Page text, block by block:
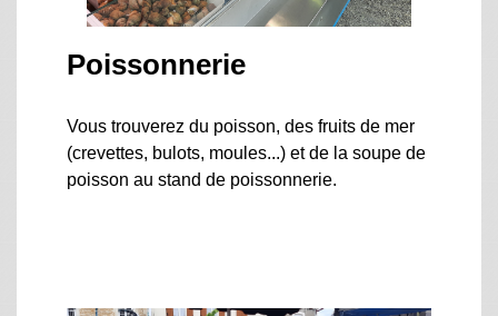
Poissonnerie
Vous trouverez du poisson, des fruits de mer
(crevettes, bulots, moules...) et de la soupe de
poisson au stand de poissonnerie.